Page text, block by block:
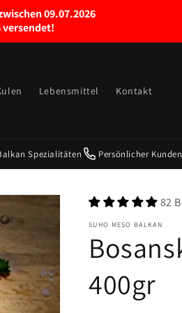
09.07.2026
versendet!
Lebensmittel Kontakt
Spezialitäten Persönlicher
82
SUHO MESO BALKAN
400gr